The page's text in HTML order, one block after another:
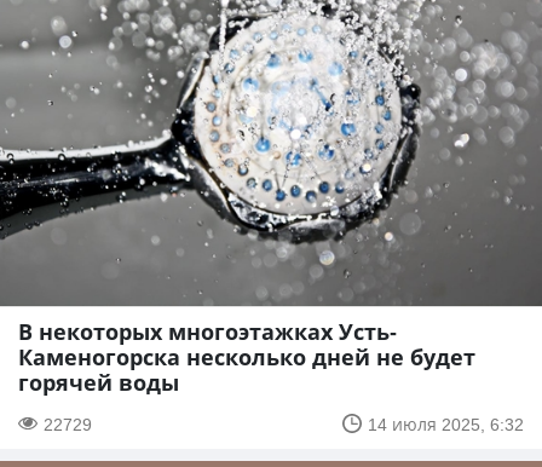
В некоторых многоэтажках Усть-
Каменогорска несколько дней не будет
горячей воды
22729 14 июля 2025, 6:32